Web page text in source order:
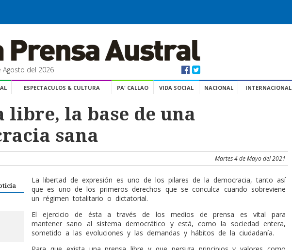
Agosto del 2026
ESPECTACULOS & CULTURA PA' CALLAO VIDA SOCIAL NACIONAL INTERNACIONAL
libre, la base de una
sana
Martes 4 de Mayo del 2021
La libertad de expresión es uno de los pilares de la democracia, tanto así
que es uno de los primeros derechos que se conculca cuando sobreviene
un régimen totalitario o dictatorial.
El ejercicio de ésta a través de los medios de prensa es vital para
mantener sano al sistema democrático y está, como la sociedad entera,
sometido a las evoluciones y las demandas y hábitos de la ciudadanía.